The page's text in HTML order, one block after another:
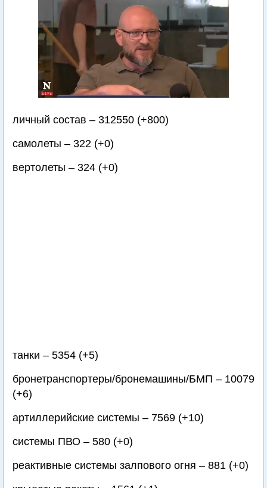
личный состав – 312550 (+800)
самолеты – 322 (+0)
вертолеты – 324 (+0)
танки – 5354 (+5)
бронетранспортеры/бронемашины/БМП – 10079
(+6)
артиллерийские системы – 7569 (+10)
системы ПВО – 580 (+0)
реактивные системы залпового огня – 881 (+0)